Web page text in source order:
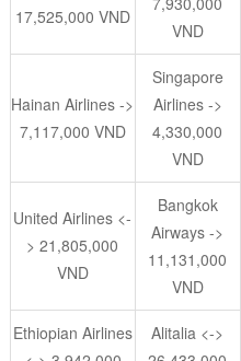
17,525,000 VND
VND
Hainan Airlines ->
7,117,000 VND
Singapore
Airlines ->
4,330,000
VND
United Airlines <-
> 21,805,000
VND
Bangkok
Airways ->
11,131,000
VND
Ethiopian Airlines
Alitalia <->